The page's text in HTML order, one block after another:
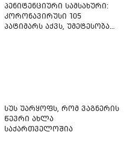
პენიტენციური სამსახური:
კორონავირუსი 105
პატიმარს აქვს, უმეტესობა
სუს უარყოფს, რომ ვაგნერის
წევრი ახლა
საქართველოშია